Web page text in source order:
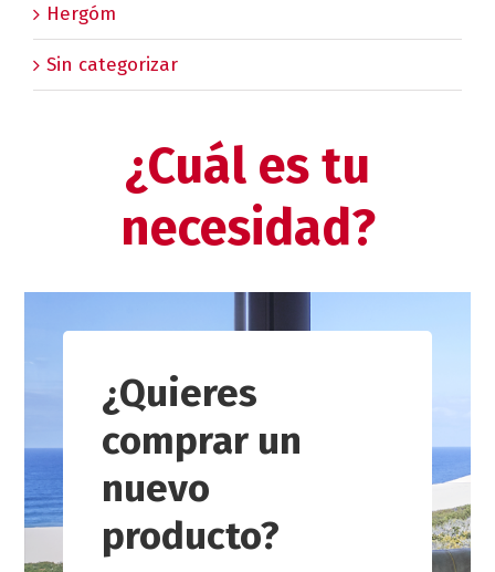
Hergóm
Sin categorizar
¿Cuál es tu
necesidad?
¿Quieres
comprar un
nuevo
producto?